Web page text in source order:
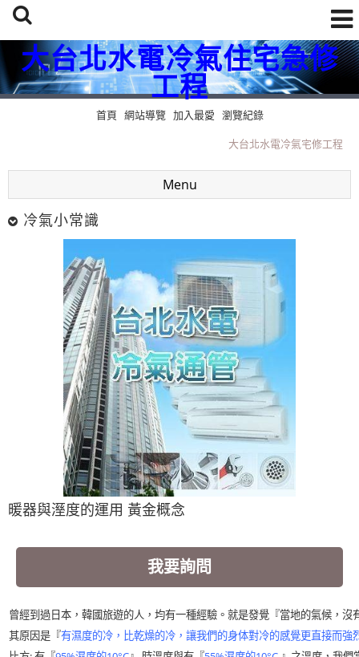
大台北水電冷氣住宅急修
工程
首頁 網站導覽 加入最愛 瀏覽紀錄
大台北水電冷氣宅修工程
大台北水電冷氣宅修工程
Menu
冷氣小常識
暖器與溼度的運用 黃金概念
我要詢問
曾經到過日本，韓國旅遊的人，均有一種經驗。就是發覺『當地的氣候，沒
其原因是『有濕度的冷，比乾燥的冷，讓我們的身体對冷的感覺更直接而強